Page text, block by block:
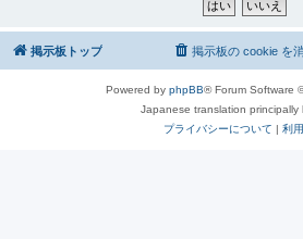
掲示板トップ 掲示板の cookie を
Powered by phpBB® Forum Software
Japanese translation principally
プライバシーについて | 利